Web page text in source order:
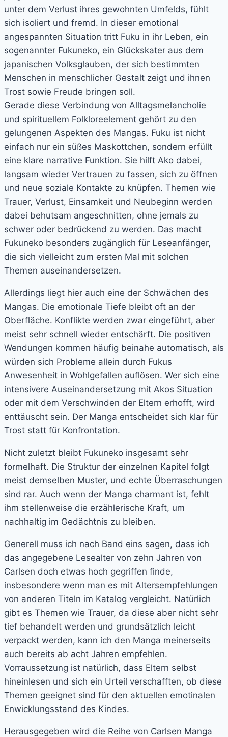
unter dem Verlust ihres gewohnten Umfelds, fühlt
sich isoliert und fremd. In dieser emotional
angespannten Situation tritt Fuku in ihr Leben, ein
sogenannter Fukuneko, ein Glückskater aus dem
japanischen Volksglauben, der sich bestimmten
Menschen in menschlicher Gestalt zeigt und ihnen
Trost sowie Freude bringen soll.
Gerade diese Verbindung von Alltagsmelancholie
und spirituellem Folkloreelement gehört zu den
gelungenen Aspekten des Mangas. Fuku ist nicht
einfach nur ein süßes Maskottchen, sondern erfüllt
eine klare narrative Funktion. Sie hilft Ako dabei,
langsam wieder Vertrauen zu fassen, sich zu öffnen
und neue soziale Kontakte zu knüpfen. Themen wie
Trauer, Verlust, Einsamkeit und Neubeginn werden
dabei behutsam angeschnitten, ohne jemals zu
schwer oder bedrückend zu werden. Das macht
Fukuneko besonders zugänglich für Leseanfänger,
die sich vielleicht zum ersten Mal mit solchen
Themen auseinandersetzen.
Allerdings liegt hier auch eine der Schwächen des
Mangas. Die emotionale Tiefe bleibt oft an der
Oberfläche. Konflikte werden zwar eingeführt, aber
meist sehr schnell wieder entschärft. Die positiven
Wendungen kommen häufig beinahe automatisch, als
würden sich Probleme allein durch Fukus
Anwesenheit in Wohlgefallen auflösen. Wer sich eine
intensivere Auseinandersetzung mit Akos Situation
oder mit dem Verschwinden der Eltern erhofft, wird
enttäuscht sein. Der Manga entscheidet sich klar für
Trost statt für Konfrontation.
Nicht zuletzt bleibt Fukuneko insgesamt sehr
formelhaft. Die Struktur der einzelnen Kapitel folgt
meist demselben Muster, und echte Überraschungen
sind rar. Auch wenn der Manga charmant ist, fehlt
ihm stellenweise die erzählerische Kraft, um
nachhaltig im Gedächtnis zu bleiben.
Generell muss ich nach Band eins sagen, dass ich
das angegebene Lesealter von zehn Jahren von
Carlsen doch etwas hoch gegriffen finde,
insbesondere wenn man es mit Altersempfehlungen
von anderen Titeln im Katalog vergleicht. Natürlich
gibt es Themen wie Trauer, da diese aber nicht sehr
tief behandelt werden und grundsätzlich leicht
verpackt werden, kann ich den Manga meinerseits
auch bereits ab acht Jahren empfehlen.
Vorraussetzung ist natürlich, dass Eltern selbst
hineinlesen und sich ein Urteil verschafften, ob diese
Themen geeignet sind für den aktuellen emotinalen
Enwicklungsstand des Kindes.
Herausgegeben wird die Reihe von Carlsen Manga